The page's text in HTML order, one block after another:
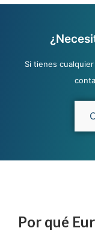
Si tienes
Por qué